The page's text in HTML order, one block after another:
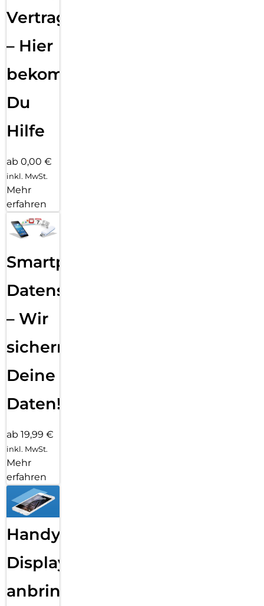
Vertragsabwicklung
– Hier
bekommst
Du
Hilfe
ab 0,00 €
inkl. MwSt.
Mehr
erfahren
Smartphone
Datensicherung
– Wir
sichern
Deine
Daten!
ab 19,99 €
inkl. MwSt.
Mehr
erfahren
Handy
Displayfolie
anbringen